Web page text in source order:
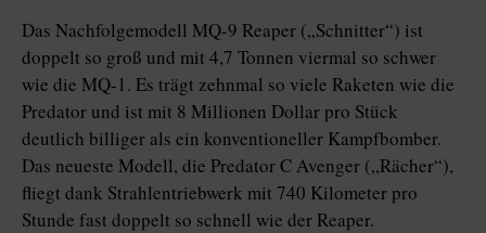
Das Nachfolgemodell MQ-9 Reaper („Schnitter“) ist
doppelt so groß und mit 4,7 Tonnen viermal so schwer
wie die MQ-1. Es trägt zehnmal so viele Raketen wie die
Predator und ist mit 8 Millionen Dollar pro Stück
deutlich billiger als ein konventioneller Kampfbomber.
Das neueste Modell, die Predator C Avenger („Rächer“),
fliegt dank Strahlentriebwerk mit 740 Kilometer pro
Stunde fast doppelt so schnell wie der Reaper.